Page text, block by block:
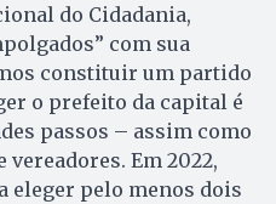
do Cidadania,
com sua
constituir um partido
o prefeito da capital é
passos – assim como
vereadores. Em 2022,
eleger pelo menos dois